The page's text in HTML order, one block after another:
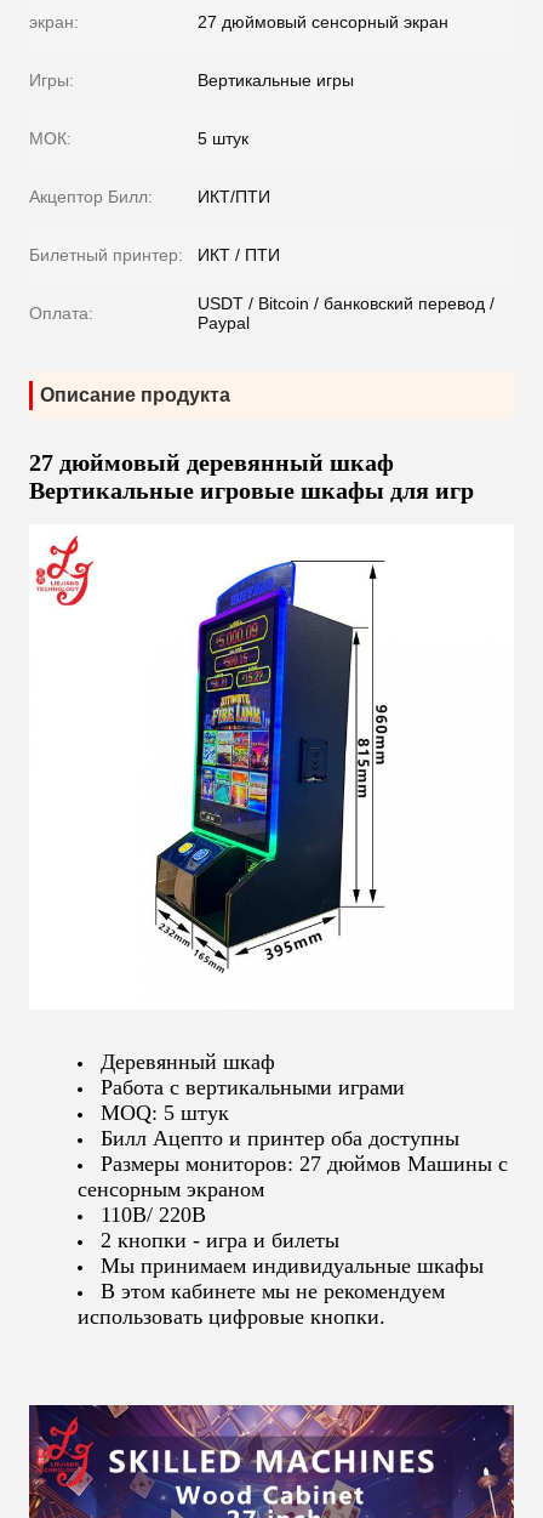
экран: 27 дюймовый сенсорный экран
Игры: Вертикальные игры
МОК: 5 штук
Акцептор Билл: ИКТ/ПТИ
Билетный принтер: ИКТ / ПТИ
Оплата:
USDT / Bitcoin / банковский перевод /
Paypal
Описание продукта
27 дюймовый деревянный шкаф
Вертикальные игровые шкафы для игр
Деревянный шкаф
Работа с вертикальными играми
MOQ: 5 штук
Билл Ацепто и принтер оба доступны
Размеры мониторов: 27 дюймов Машины с
сенсорным экраном
110В/ 220В
2 кнопки - игра и билеты
Мы принимаем индивидуальные шкафы
В этом кабинете мы не рекомендуем
использовать цифровые кнопки.